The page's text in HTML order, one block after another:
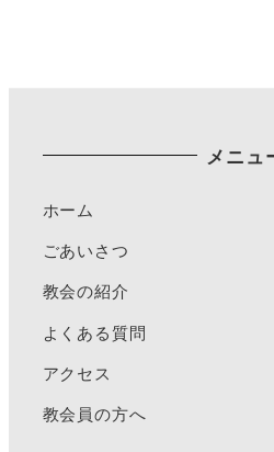
メニュ
ホーム
ごあいさつ
教会の紹介
よくある質問
アクセス
教会員の方へ